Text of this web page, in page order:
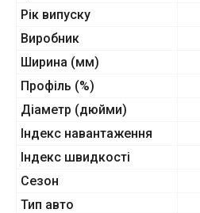
Рік випуску
Виробник
Ширина (мм)
Профіль (%)
Діаметр (дюйми)
Індекс навантаження
Індекс швидкості
Сезон
Тип авто